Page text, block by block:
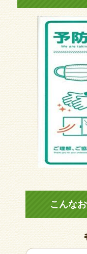
こんな